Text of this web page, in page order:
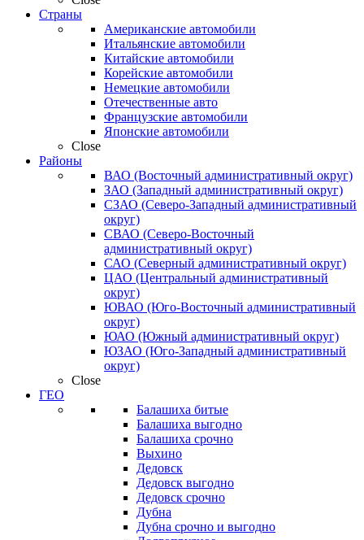
Страны
Американские автомобили
Итальянские автомобили
Китайские автомобили
Корейские автомобили
Немецкие автомобили
Отечественные авто
Французские автомобили
Японские автомобили
Close
Районы
ВАО (Восточный административный округ)
ЗАО (Западный административный округ)
СЗАО (Северо-Западный административный
округ)
СВАО (Северо-Восточный
административный округ)
САО (Северный административный округ)
ЦАО (Центральный административный
округ)
ЮВАО (Юго-Восточный административный
округ)
ЮАО (Южный административный округ)
ЮЗАО (Юго-Западный административный
округ)
Close
ГЕО
Балашиха битые
Балашиха выгодно
Балашиха срочно
Выхино
Дедовск
Дедовск выгодно
Дедовск срочно
Дубна
Дубна срочно и выгодно